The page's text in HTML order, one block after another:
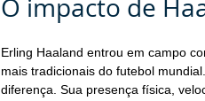
O impacto de
Erling Haaland entrou em campo
mais tradicionais do futebol
diferença. Sua presença física,